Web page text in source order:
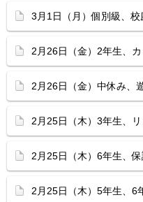
3月1日（月）個別級、
2月26日（金）2年生、
2月26日（金）中休み、
2月25日（木）3年生、
2月25日（木）6年生、
2月25日（木）5年生、6